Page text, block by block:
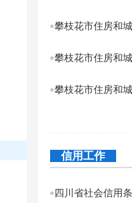
攀枝花市住房和
攀枝花市住房和
攀枝花市住房和
信用工作
四川省社会信用